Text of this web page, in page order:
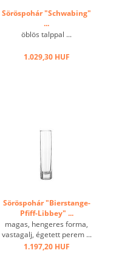
Söröspohár "Schwabing"
...
öblös talppal ...
1.029,30 HUF
Söröspohár "Bierstange-
Pfiff-Libbey" ...
magas, hengeres forma,
vastagalj, égetett perem ...
1.197,20 HUF